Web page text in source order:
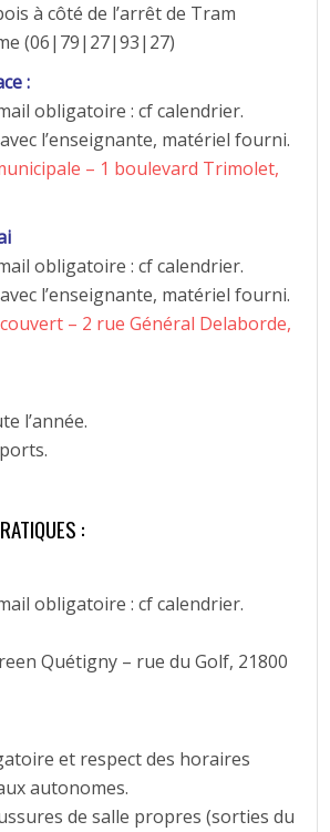
à côté de l’arrêt de Tram
(06|79|27|93|27)
:
obligatoire : cf calendrier.
l’enseignante, matériel fourni.
– 1 boulevard Trimolet,
obligatoire : cf calendrier.
l’enseignante, matériel fourni.
– 2 rue Général Delaborde,
l’année.
:
obligatoire : cf calendrier.
Quétigny – rue du Golf, 21800
et respect des horaires
autonomes.
de salle propres (sorties du